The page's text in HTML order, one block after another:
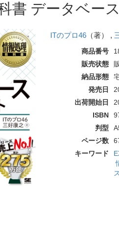
書 データベー
ITのプロ46（著） ,
商品番号
販売状態
納品形態
発売日
出荷開始日
ISBN
判型
ページ数
キーワード
ス